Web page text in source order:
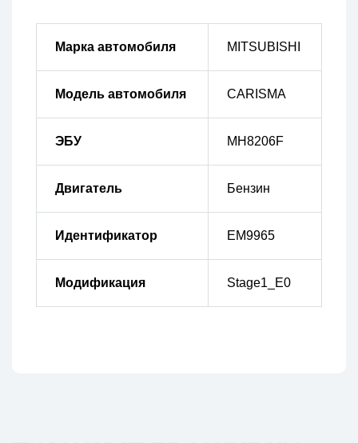
Марка автомобиля MITSUBISHI
Модель автомобиля CARISMA
ЭБУ MH8206F
Двигатель Бензин
Идентификатор EM9965
Модификация Stage1_E0